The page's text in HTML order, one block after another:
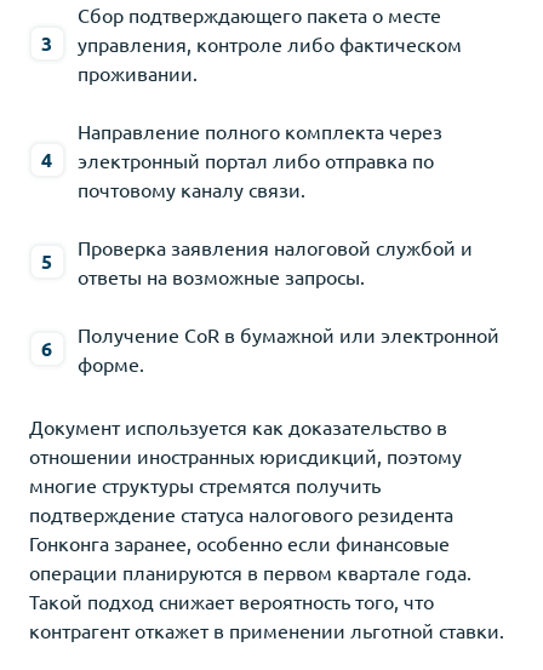
Сбор подтверждающего пакета о месте
управления, контроле либо фактическом
проживании.
Направление полного комплекта через
электронный портал либо отправка по
почтовому каналу связи.
Проверка заявления налоговой службой и
ответы на возможные запросы.
Получение CoR в бумажной или электронной
форме.
Документ используется как доказательство в
отношении иностранных юрисдикций, поэтому
многие структуры стремятся получить
подтверждение статуса налогового резидента
Гонконга заранее, особенно если финансовые
операции планируются в первом квартале года.
Такой подход снижает вероятность того, что
контрагент откажет в применении льготной ставки.